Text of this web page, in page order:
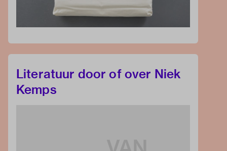
Literatuur door of over Niek
Kemps